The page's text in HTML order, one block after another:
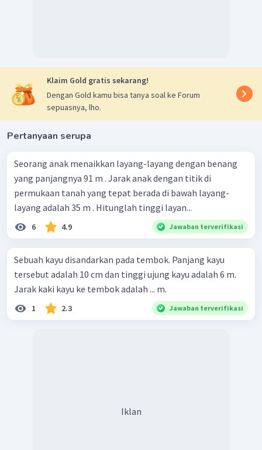
Klaim Gold gratis sekarang!
Dengan Gold kamu bisa tanya soal ke Forum
sepuasnya, lho.
Pertanyaan serupa
Seorang anak menaikkan layang-layang dengan benang
yang panjangnya 91 m . Jarak anak dengan titik di
permukaan tanah yang tepat berada di bawah layang-
layang adalah 35 m . Hitunglah tinggi layan...
6 4.9 Jawaban terverifikasi
Sebuah kayu disandarkan pada tembok. Panjang kayu
tersebut adalah 10 cm dan tinggi ujung kayu adalah 6 m.
Jarak kaki kayu ke tembok adalah ... m.
1 2.3 Jawaban terverifikasi
Iklan